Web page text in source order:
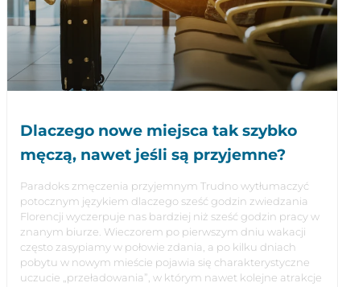
Dlaczego nowe miejsca tak szybko
męczą, nawet jeśli są przyjemne?
Paradoks zmęczenia przyjemnym Trudno wytłumaczyć
potocznym językiem dlaczego sześć godzin zwiedzania
Florencji wyczerpuje nas bardziej niż sześć godzin pracy w
znanym biurze. Wieczorem po pierwszym dniu wakacji
często zasypiamy w połowie zdania, a po kilku dniach
pobytu w nowym mieście pojawia się charakterystyczne
uczucie „przeładowania”, w którym nawet kolejne atrakcje